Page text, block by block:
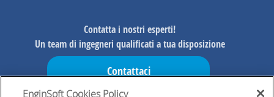
Contatta i nostri esperti!
Un team di ingegneri qualificati a tua disposizione
Contattaci
EnginSoft Cookies Policy